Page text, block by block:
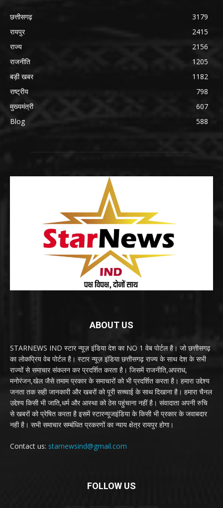
छत्तीसगढ़
3179
रायपुर
2415
राज्य
2156
राजनीति
1205
बड़ी खबर
1182
राष्ट्रीय
798
मुख्यमंत्री
607
Blog
588
ABOUT US
STARNEWS IND स्टार न्यूज़ इंडिया देश का NO 1 वेब पोर्टल है। जो छत्तीसगढ़
का लोकप्रिय वेब पोर्टल है। स्टार न्यूज़ इंडिया छत्तीसगढ़ राज्य के साथ देश के सभी
राज्यों से समाचार संकलन कर प्रदर्शित करता है। जिसमें राजनीति,अपराध,
मनोरंजन,खेल जैसे तमाम प्रकार के समाचारों को भी प्रदर्शित करता है। हमारा उद्देश्य
जनता तक सही जानकारी और खबरों को पूरी सच्चाई के साथ दिखाना है। हमारा चैनल
उद्देश्य किसी भी जाति,धर्म और आस्था को ठेस पहुंचाना नहीं है। संवादाता अपनी रुचि
से खबरों को प्रेषित करता है इसमें स्टारन्यूजइंडिया के किसी भी प्रकार के जवाबदार
नही है। सभी समाचार सम्बंधित प्रकरणों का न्याय क्षेत्र रायपुर होगा।
Contact us: starnewsind@gmail.com
FOLLOW US